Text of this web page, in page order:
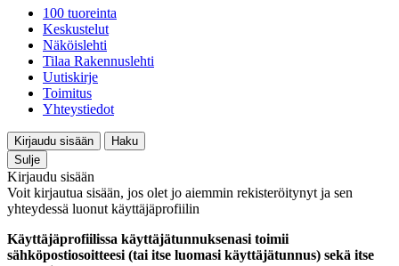
100 tuoreinta
Keskustelut
Näköislehti
Tilaa Rakennuslehti
Uutiskirje
Toimitus
Yhteystiedot
Kirjaudu sisään
Haku
Sulje
Kirjaudu sisään
Voit kirjautua sisään, jos olet jo aiemmin rekisteröitynyt ja sen
yhteydessä luonut käyttäjäprofiilin
Käyttäjäprofiilissa käyttäjätunnuksenasi toimii
sähköpostiosoitteesi (tai itse luomasi käyttäjätunnus) sekä itse